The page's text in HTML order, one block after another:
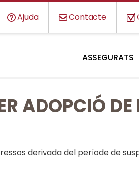
Ajuda Contacte
ASSEGURATS
ADOPCIÓ DE
derivada del període de